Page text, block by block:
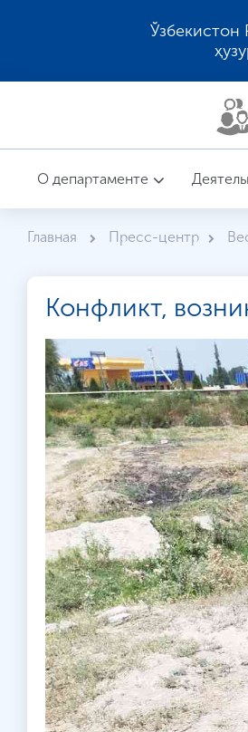
Ўзбекистон
О департаменте
Главная Пресс-центр
Конфликт,